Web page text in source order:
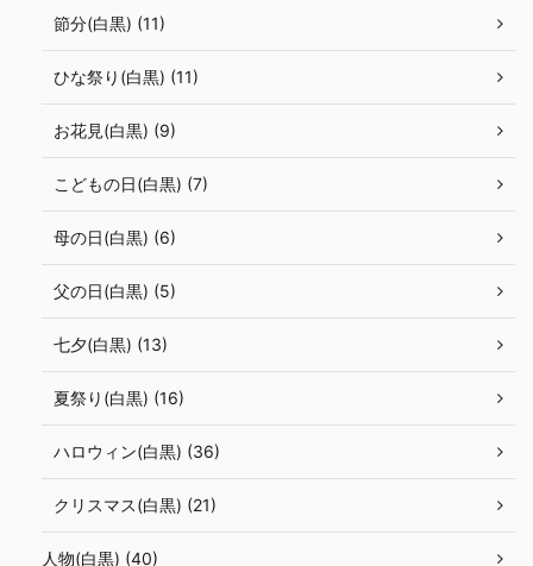
節分(白黒) (11)
ひな祭り(白黒) (11)
お花見(白黒) (9)
こどもの日(白黒) (7)
母の日(白黒) (6)
父の日(白黒) (5)
七夕(白黒) (13)
夏祭り(白黒) (16)
ハロウィン(白黒) (36)
クリスマス(白黒) (21)
人物(白黒) (40)